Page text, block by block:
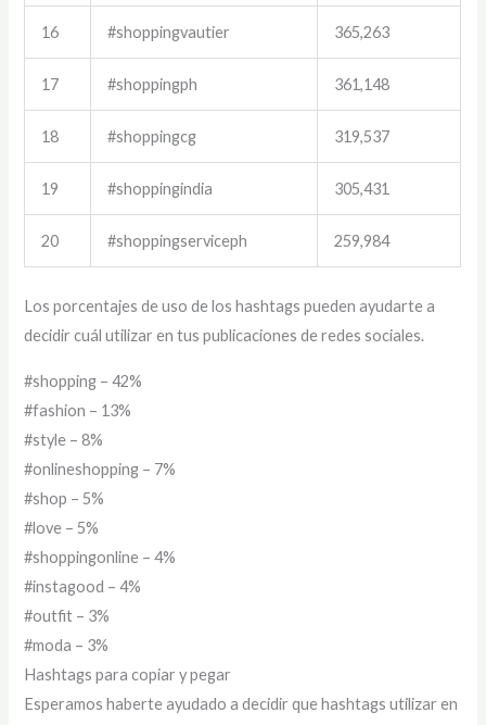
16 #shoppingvautier 365,263
17 #shoppingph 361,148
18 #shoppingcg 319,537
19 #shoppingindia 305,431
20 #shoppingserviceph 259,984
Los porcentajes de uso de los hashtags pueden ayudarte a
decidir cuál utilizar en tus publicaciones de redes sociales.
#shopping – 42%
#fashion – 13%
#style – 8%
#onlineshopping – 7%
#shop – 5%
#love – 5%
#shoppingonline – 4%
#instagood – 4%
#outfit – 3%
#moda – 3%
Hashtags para copiar y pegar
Esperamos haberte ayudado a decidir que hashtags utilizar en